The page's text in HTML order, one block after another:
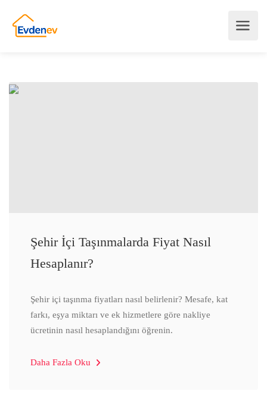
Şehir İçi Taşınmalarda Fiyat Nasıl
Hesaplanır?
Şehir içi taşınma fiyatları nasıl belirlenir? Mesafe, kat
farkı, eşya miktarı ve ek hizmetlere göre nakliye
ücretinin nasıl hesaplandığını öğrenin.
Daha Fazla Oku